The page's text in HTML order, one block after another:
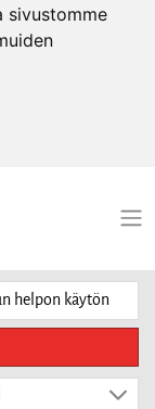
sivustomme